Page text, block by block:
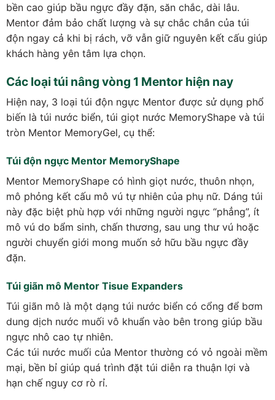
bền cao giúp bầu ngực đầy đặn, săn chắc, dài lâu.
Mentor đảm bảo chất lượng và sự chắc chắn của túi
độn ngay cả khi bị rách, vỡ vẫn giữ nguyên kết cấu giúp
khách hàng yên tâm lựa chọn.
Các loại túi nâng vòng 1 Mentor hiện nay
Hiện nay, 3 loại túi độn ngực Mentor được sử dụng phổ
biến là túi nước biển, túi giọt nước MemoryShape và túi
tròn Mentor MemoryGel, cụ thể:
Túi độn ngực Mentor MemoryShape
Mentor MemoryShape có hình giọt nước, thuôn nhọn,
mô phỏng kết cấu mô vú tự nhiên của phụ nữ. Dáng túi
này đặc biệt phù hợp với những người ngực “phẳng”, ít
mô vú do bẩm sinh, chấn thương, sau ung thư vú hoặc
người chuyển giới mong muốn sở hữu bầu ngực đầy
đặn.
Túi giãn mô Mentor Tisue Expanders
Túi giãn mô là một dạng túi nước biển có cổng để bơm
dung dịch nước muối vô khuẩn vào bên trong giúp bầu
ngực nhô cao tự nhiên.
Các túi nước muối của Mentor thường có vỏ ngoài mềm
mại, bền bỉ giúp quá trình đặt túi diễn ra thuận lợi và
hạn chế nguy cơ rò rỉ.